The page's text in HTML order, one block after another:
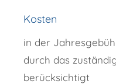
Kosten
in der
durch das
berücksichtigt